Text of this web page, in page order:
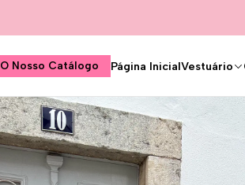
O Nosso Catálogo Página InicialVestuário